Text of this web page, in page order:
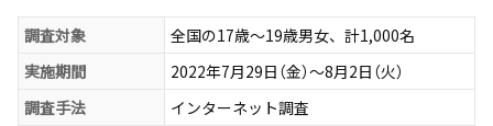
調査対象
全国の17歳～19歳男女、計1,000名
実施期間
2022年7月29日（金）～8月2日（火）
調査手法
インターネット調査